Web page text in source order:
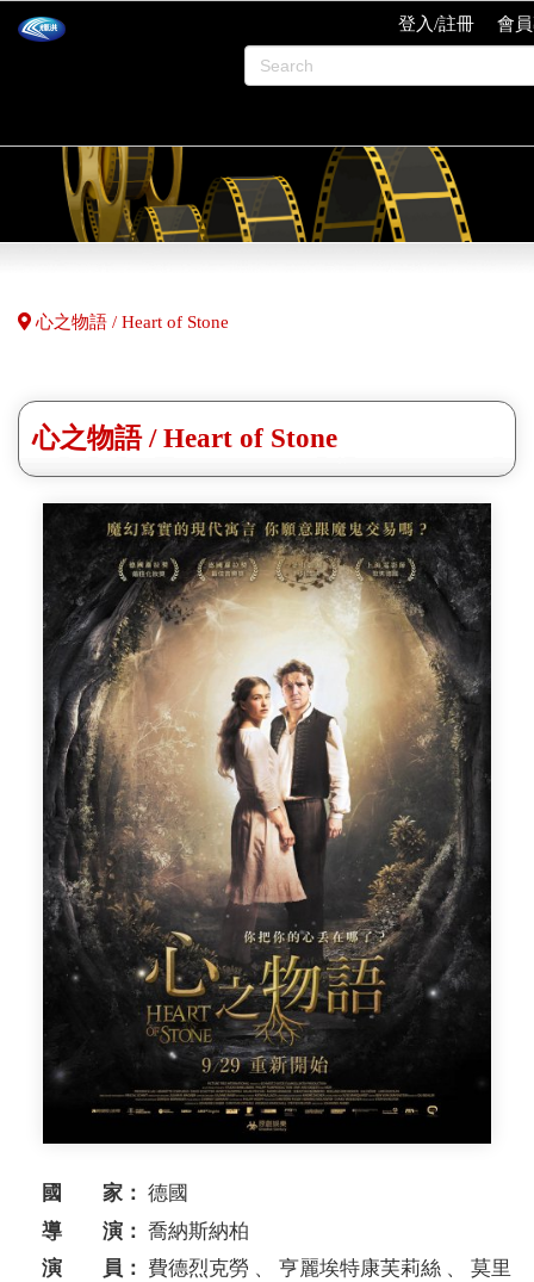
登入/註冊 會
心之物語 / Heart of Stone
心之物語 / Heart of Stone
國 家： 德國
導 演： 喬納斯納柏
演 員： 費德烈克勞 、 亨麗埃特康芙莉絲 、 莫里